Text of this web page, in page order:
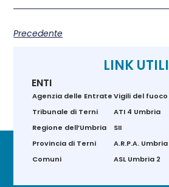
Precedente
LINK UTILI
ENTI
Agenzia delle Entrate
Tribunale di Terni
Regione dell’Umbria
Provincia di Terni
Comuni
Vigili del fuoco
ATI 4 Umbria
SII
A.R.P.A. Umbria
ASL Umbria 2